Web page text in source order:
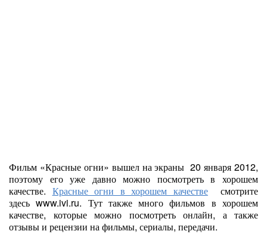
Фильм «Красные огни» вышел на экраны 20 января 2012,
поэтому его уже давно можно посмотреть в хорошем
качестве. Красные огни в хорошем качествесмотрите
здесь www.ivi.ru. Тут также много фильмов в хорошем
качестве, которые можно посмотреть онлайн, а также
отзывы и рецензии на фильмы, сериалы, передачи.